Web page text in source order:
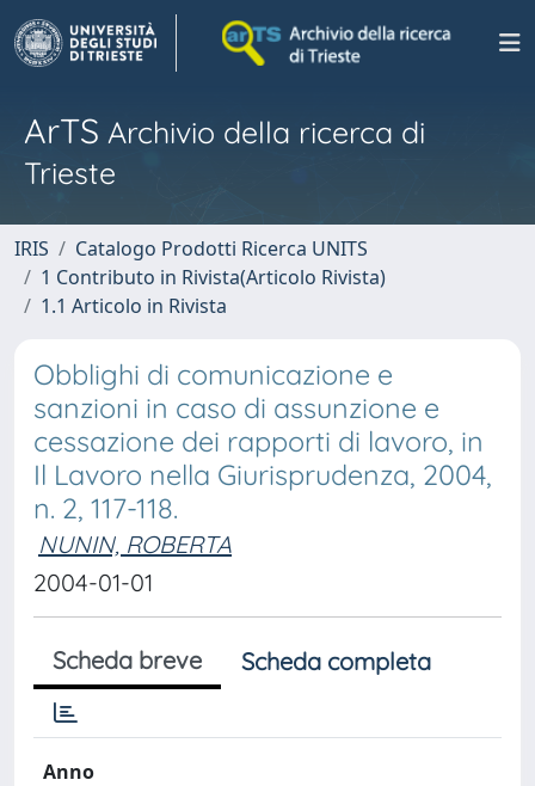
ArTS Archivio della ricerca di
Trieste
IRIS
Catalogo Prodotti Ricerca UNITS
1 Contributo in Rivista(Articolo Rivista)
1.1 Articolo in Rivista
Obblighi di comunicazione e
sanzioni in caso di assunzione e
cessazione dei rapporti di lavoro, in
Il Lavoro nella Giurisprudenza, 2004,
n. 2, 117-118.
NUNIN, ROBERTA
2004-01-01
Scheda breve Scheda completa
Anno